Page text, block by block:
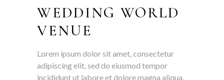
WEDDING WORLD
VENUE
Lorem ipsum dolor sit amet, consectetur
adipiscing elit, sed do eiusmod tempor
incididunt ut labore et dolore magna aliqua.